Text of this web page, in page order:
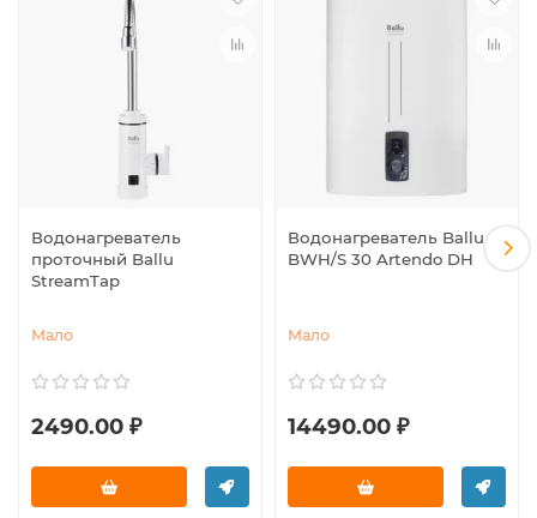
Водонагреватель
проточный Ballu
StreamTap
Мало
2490.00 ₽
Водонагреватель Ballu
BWH/S 30 Artendo DH
Мало
14490.00 ₽